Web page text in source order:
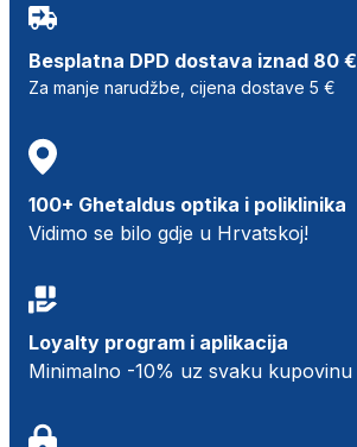
Besplatna DPD dostava iznad 80 €
Za manje narudžbe, cijena dostave 5 €
100+ Ghetaldus optika i poliklinika
Vidimo se bilo gdje u Hrvatskoj!
Loyalty program i aplikacija
Minimalno -10% uz svaku kupovinu